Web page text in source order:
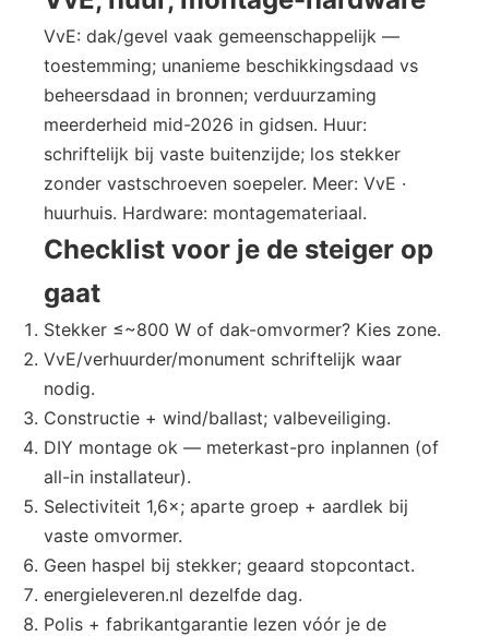
VvE: dak/gevel vaak gemeenschappelijk —
toestemming; unanieme beschikkingsdaad vs
beheersdaad in bronnen; verduurzaming
meerderheid mid-2026 in gidsen. Huur:
schriftelijk bij vaste buitenzijde; los stekker
zonder vastschroeven soepeler. Meer: VvE ·
huurhuis. Hardware: montagemateriaal.
Checklist voor je de steiger op
gaat
Stekker ≤~800 W of dak-omvormer? Kies zone.
VvE/verhuurder/monument schriftelijk waar
nodig.
Constructie + wind/ballast; valbeveiliging.
DIY montage ok — meterkast-pro inplannen (of
all-in installateur).
Selectiviteit 1,6×; aparte groep + aardlek bij
vaste omvormer.
Geen haspel bij stekker; geaard stopcontact.
energieleveren.nl dezelfde dag.
Polis + fabrikantgarantie lezen vóór je de